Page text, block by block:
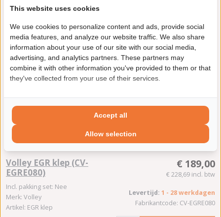
Volley EGR klep (CV-
EGRE076)
Incl. pakking set: Nee
Merk: Volley
Artikel: EGR klep
Product bekijken
€ 113,00
€ 136,73 incl. btw
Levertijd:1 - 28 werkdagen
Fabrikantcode: CV-EGRE076
In winkelwagen
Volley EGR klep (CV-
EGRE080)
Incl. pakking set: Nee
Merk: Volley
Artikel: EGR klep
€ 189,00
€ 228,69 incl. btw
Levertijd: 1 - 28 werkdagen
Fabrikantcode: CV-EGRE080
This website uses cookies
We use cookies to personalize content and ads, provide social
media features, and analyze our website traffic. We also share
information about your use of our site with our social media,
advertising, and analytics partners. These partners may
combine it with other information you've provided to them or that
they've collected from your use of their services.
Allow selection
Accept all